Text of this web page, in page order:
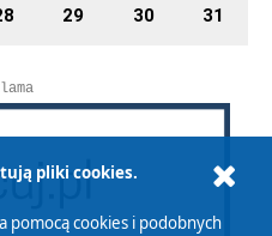
29 30 31
pliki cookies.
pomocą cookies i podobnych